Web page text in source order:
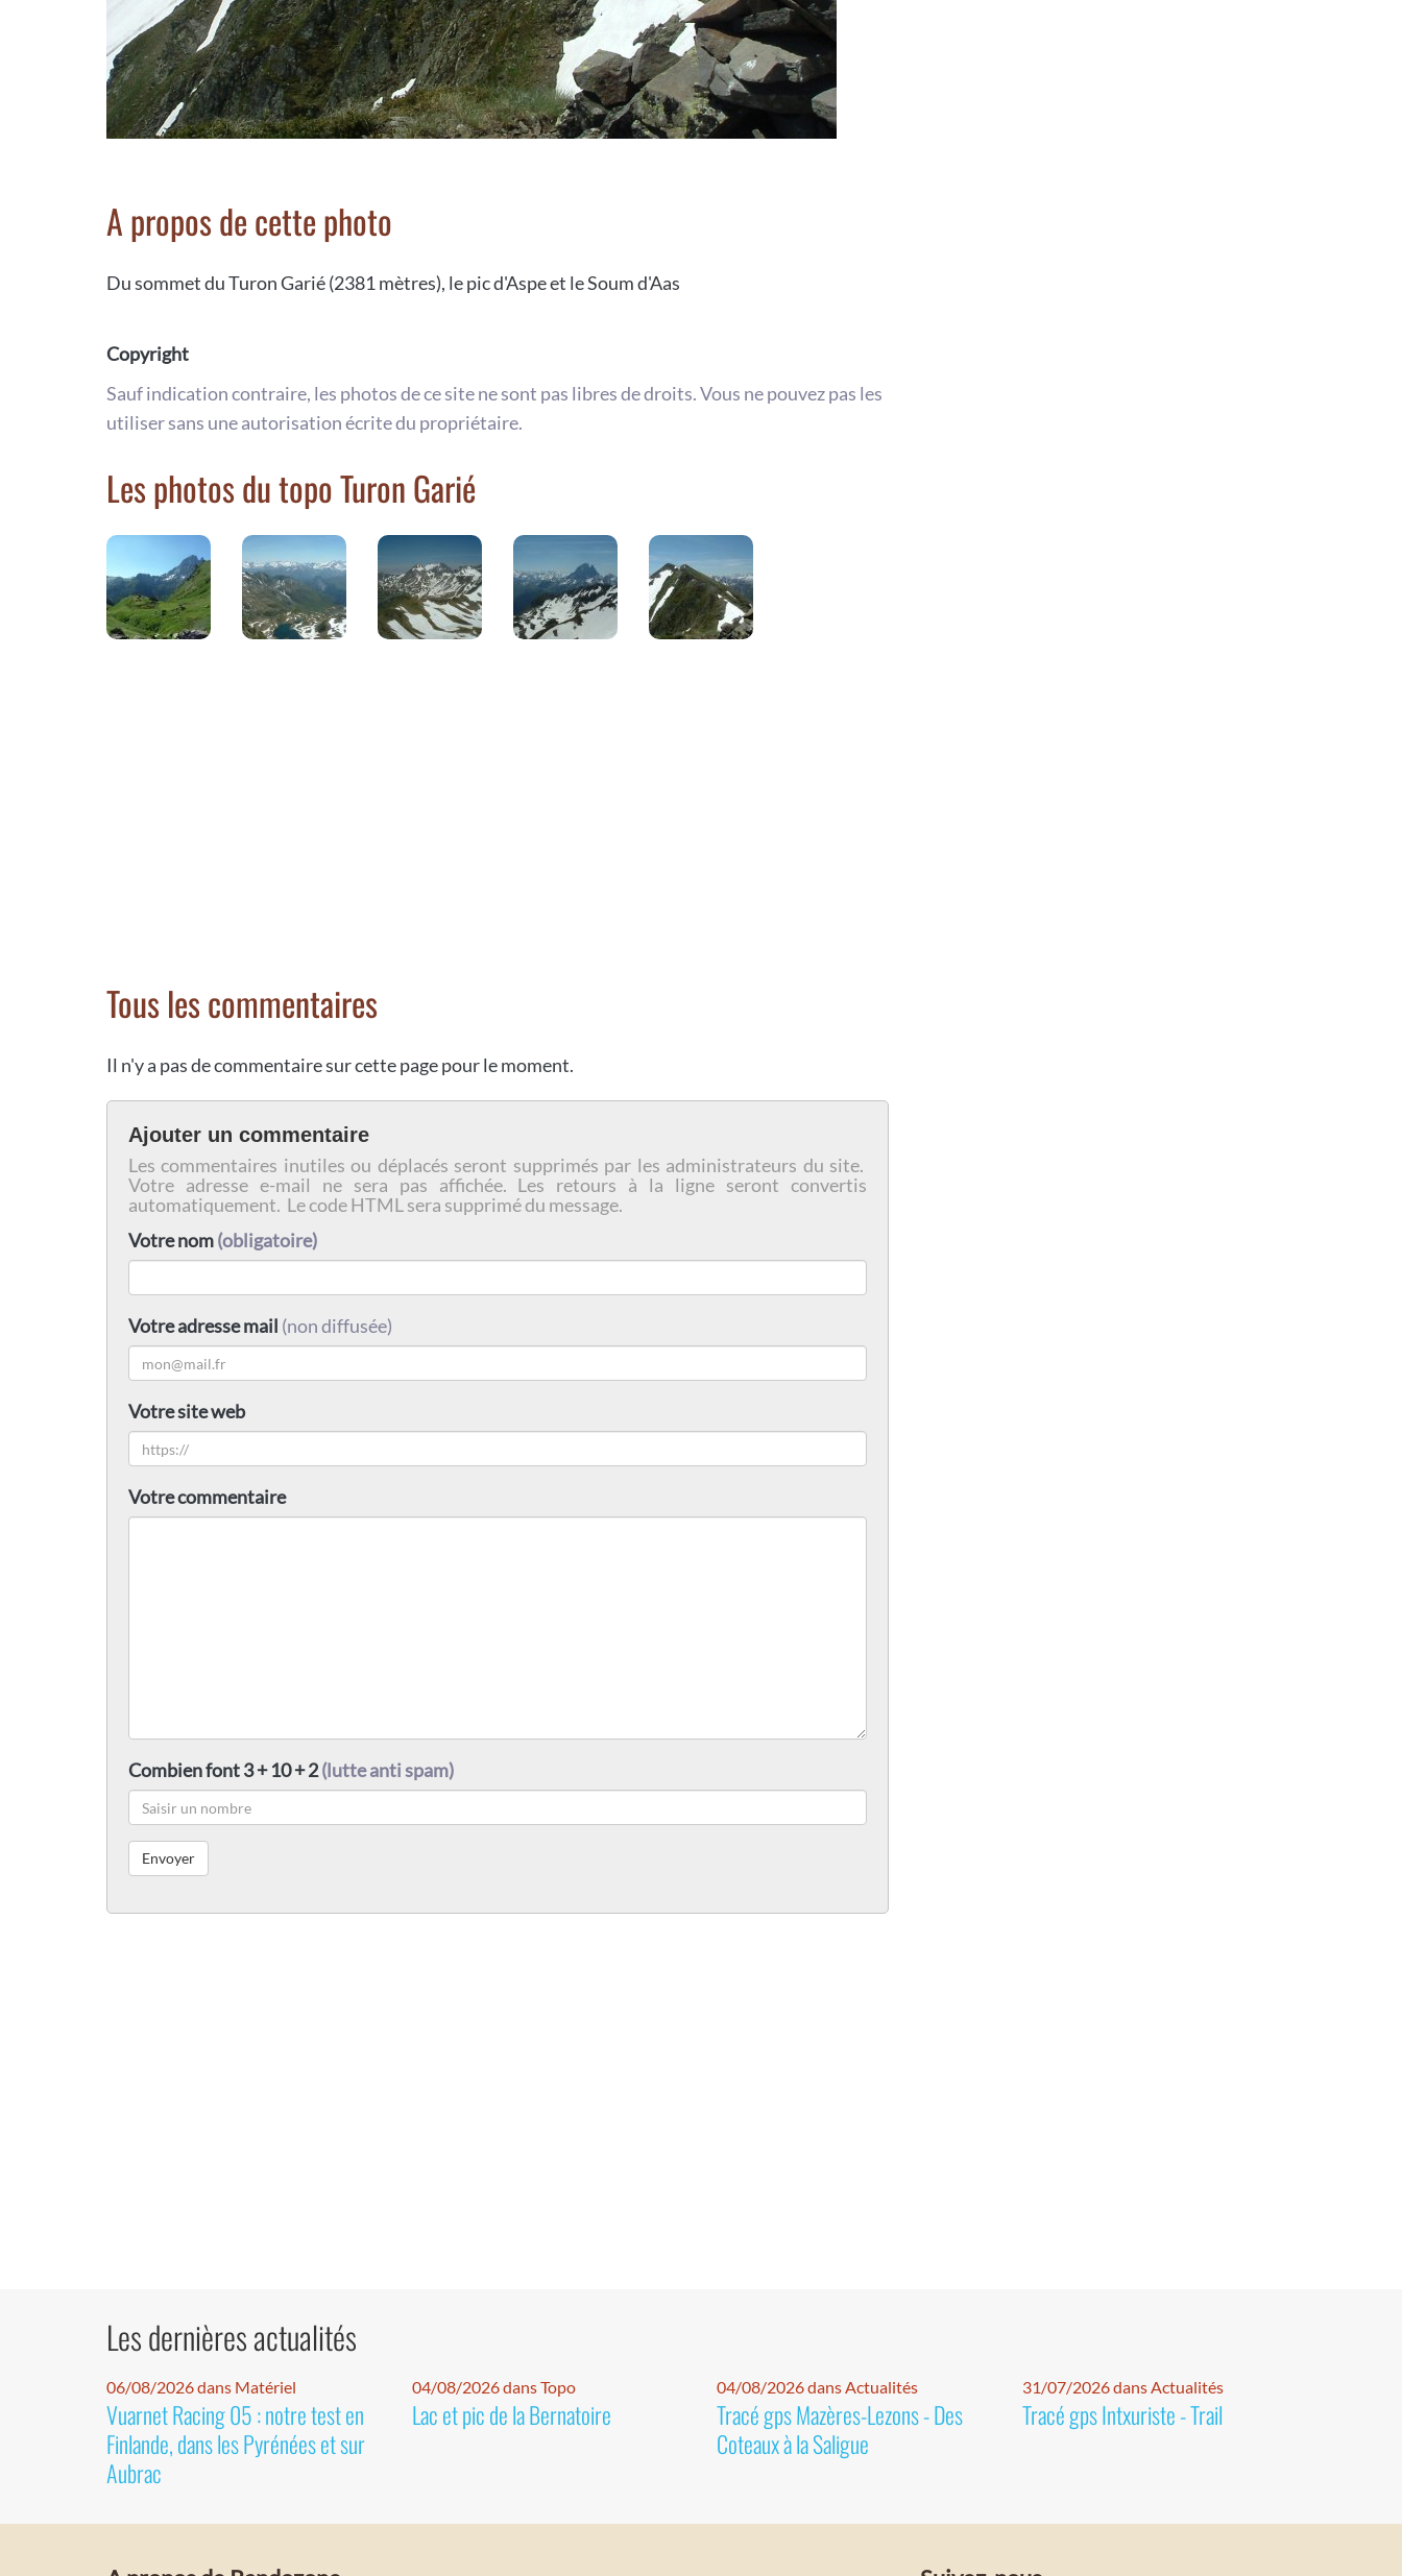
A propos de cette photo
Du sommet du Turon Garié (2381 mètres), le pic d'Aspe et le Soum d'Aas
Copyright
Sauf indication contraire, les photos de ce site ne sont pas libres de droits. Vous ne pouvez pas les
utiliser sans une autorisation écrite du propriétaire.
Les photos du topo Turon Garié
Tous les commentaires
Il n'y a pas de commentaire sur cette page pour le moment.
Ajouter un commentaire
Les commentaires inutiles ou déplacés seront supprimés par les administrateurs du site.
Votre adresse e-mail ne sera pas affichée. Les retours à la ligne seront convertis
automatiquement. Le code HTML sera supprimé du message.
Votre nom(obligatoire)
Votre adresse mail (non diffusée)
Votre site web
Votre commentaire
Combien font 3 + 10 + 2(lutte anti spam)
Les dernières actualités
06/08/2026 dans Matériel
Vuarnet Racing 05 : notre test en
Finlande, dans les Pyrénées et sur
Aubrac
04/08/2026 dans Topo
Lac et pic de la Bernatoire
04/08/2026 dans Actualités
Tracé gps Mazères-Lezons - Des
Coteaux à la Saligue
31/07/2026 dans Actualités
Tracé gps Intxuriste - Trail